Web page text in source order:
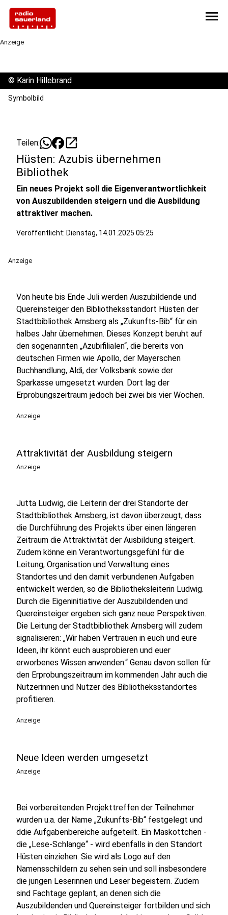
menu
Anzeige
© Karin Hillebrand
Symbolbild
Teilen: open_in_new
Hüsten: Azubis übernehmen
Bibliothek
Ein neues Projekt soll die Eigenverantwortlichkeit
von Auszubildenden steigern und die Ausbildung
attraktiver machen.
Veröffentlicht: Dienstag, 14.01.2025 05:25
Anzeige
Von heute bis Ende Juli werden Auszubildende und
Quereinsteiger den Bibliotheksstandort Hüsten der
Stadtbibliothek Arnsberg als „Zukunfts-Bib“ für ein
halbes Jahr übernehmen. Dieses Konzept beruht auf
den sogenannten „Azubifilialen“, die bereits von
deutschen Firmen wie Apollo, der Mayerschen
Buchhandlung, Aldi, der Volksbank sowie der
Sparkasse umgesetzt wurden. Dort lag der
Erprobungszeitraum jedoch bei zwei bis vier Wochen.
Anzeige
Attraktivität der Ausbildung steigern
Anzeige
Jutta Ludwig, die Leiterin der drei Standorte der
Stadtbibliothek Arnsberg, ist davon überzeugt, dass
die Durchführung des Projekts über einen längeren
Zeitraum die Attraktivität der Ausbildung steigert.
Zudem könne ein Verantwortungsgefühl für die
Leitung, Organisation und Verwaltung eines
Standortes und den damit verbundenen Aufgaben
entwickelt werden, so die Bibliotheksleiterin Ludwig.
Durch die Eigeninitiative der Auszubildenden und
Quereinsteiger ergeben sich ganz neue Perspektiven.
Die Leitung der Stadtbibliothek Arnsberg will zudem
signalisieren: „Wir haben Vertrauen in euch und eure
Ideen, ihr könnt euch ausprobieren und euer
erworbenes Wissen anwenden.“ Genau davon sollen für
den Erprobungszeitraum im kommenden Jahr auch die
Nutzerinnen und Nutzer des Bibliotheksstandortes
profitieren.
Anzeige
Neue Ideen werden umgesetzt
Anzeige
Bei vorbereitenden Projekttreffen der Teilnehmer
wurden u.a. der Name „Zukunfts-Bib“ festgelegt und
ddie Aufgabenbereiche aufgeteilt. Ein Maskottchen -
die „Lese-Schlange“ - wird ebenfalls in den Standort
Hüsten einziehen. Sie wird als Logo auf den
Namensschildern zu sehen sein und soll insbesondere
die jungen Leserinnen und Leser begeistern. Zudem
sind Fachtage geplant, an denen sich die
Auszubildenden und Quereinsteiger fortbilden und sich